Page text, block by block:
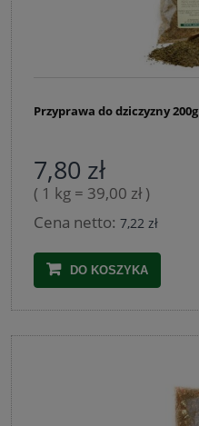
Przyprawa do dziczyzny 200g
7,80 zł
( 1 kg = 39,00 zł )
Cena netto: 7,22 zł
DO KOSZYKA